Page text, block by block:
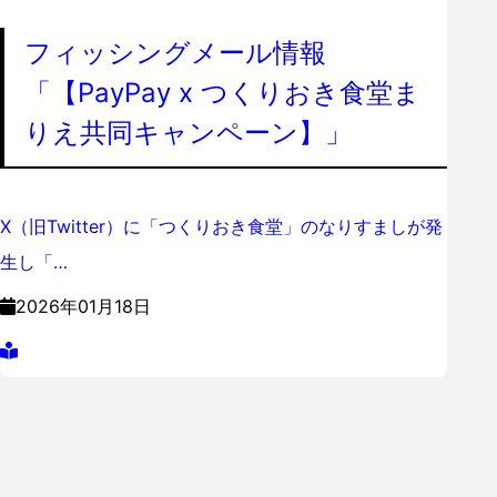
フィッシングメール情報
「【PayPay x つくりおき食堂ま
りえ共同キャンペーン】」
X（旧Twitter）に「つくりおき食堂」のなりすましが発
生し「…
2026年01月18日